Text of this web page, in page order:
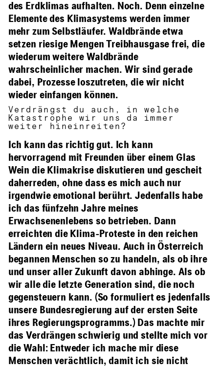
des Erdklimas aufhalten. Noch. Denn einzelne
Elemente des Klimasystems werden immer
mehr zum Selbstläufer. Waldbrände etwa
setzen riesige Mengen Treibhausgase frei, die
wiederum weitere Waldbrände
wahrscheinlicher machen. Wir sind gerade
dabei, Prozesse loszutreten, die wir nicht
wieder einfangen können.
Verdrängst du auch, in welche
Katastrophe wir uns da immer
weiter hineinreiten?
Ich kann das richtig gut. Ich kann
hervorragend mit Freunden über einem Glas
Wein die Klimakrise diskutieren und gescheit
daherreden, ohne dass es mich auch nur
irgendwie emotional berührt. Jedenfalls habe
ich das fünfzehn Jahre meines
Erwachsenenlebens so betrieben. Dann
erreichten die Klima-Proteste in den reichen
Ländern ein neues Niveau. Auch in Österreich
begannen Menschen so zu handeln, als ob ihre
und unser aller Zukunft davon abhinge. Als ob
wir alle die letzte Generation sind, die noch
gegensteuern kann. (So formuliert es jedenfalls
unsere Bundesregierung auf der ersten Seite
ihres Regierungsprogramms.) Das machte mir
das Verdrängen schwierig und stellte mich vor
die Wahl: Entweder ich mache mir diese
Menschen verächtlich, damit ich sie nicht